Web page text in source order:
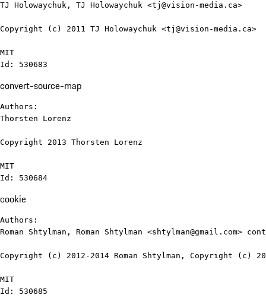
TJ Holowaychuk, TJ Holowaychuk <tj@vision-media.ca>
Copyright (c) 2011 TJ Holowaychuk <tj@vision-media.ca>
MIT
Id: 530683
convert-source-map
Authors:
Thorsten Lorenz
Copyright 2013 Thorsten Lorenz
MIT
Id: 530684
cookie
Authors:
Roman Shtylman, Roman Shtylman <shtylman@gmail.com>
Copyright (c) 2012-2014 Roman Shtylman, Copyright (c)
MIT
Id: 530685